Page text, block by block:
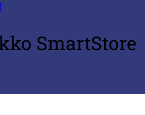
SmartStore